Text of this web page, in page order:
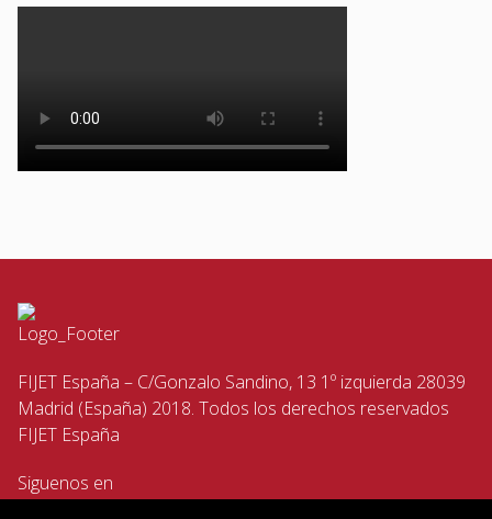
FIJET España – C/Gonzalo Sandino, 13 1º izquierda 28039
Madrid (España) 2018. Todos los derechos reservados
FIJET España
Siguenos en